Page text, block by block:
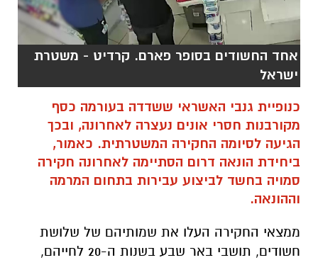
אחד החשודים בסופר פארם. קרדיט - משטרת
ישראל
כנופיית גנבי האשראי ששדדה בעורמה כסף
מקורבנות חסרי אונים נעצרה לאחרונה, ובכך
הגיעה לסיומה החקירה המשטרתית. כאמור,
ביחידת הונאה דרום הסתיימה לאחרונה חקירה
סמויה בחשד לביצוע עבירות בתחום המרמה
וההונאה.
ממצאי החקירה העלו את שמותיהם של שלושת
חשודים, תושבי באר שבע בשנות ה-20 לחייהם,